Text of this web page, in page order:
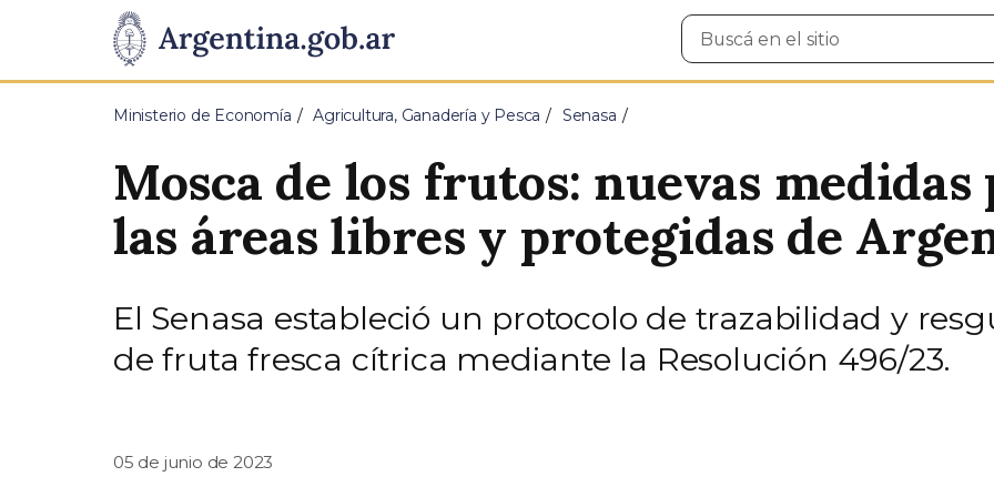
Presidencia
de
Pasar al contenido principal
Buscar
en
Ministerio de Economía Agricultura, Ganadería y Pesca Senasa
Mosca de los frutos: nuevas
las áreas libres y protegidas de
El Senasa estableció un protocolo de trazabilidad y
de fruta fresca cítrica mediante la Resolución 496/23.
05 de junio de 2023